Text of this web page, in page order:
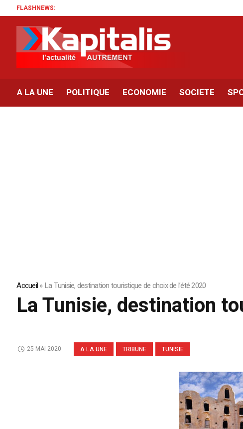
FLASHNEWS:
A LA UNE POLITIQUE ECONOMIE SOCIETE
Accueil»La Tunisie, destination touristique de choix de l’été 2020
La Tunisie, destination
A LA UNE TRIBUNE TUNISIE
25 MAI 2020